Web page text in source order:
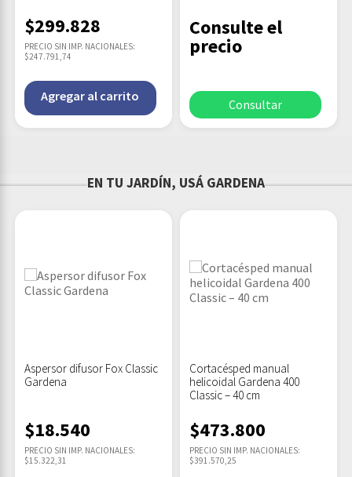
$299.828
PRECIO SIN IMP. NACIONALES:
$247.791,74
Agregar al carrito
Consulte el
precio
Consultar
EN TU JARDÍN, USÁ GARDENA
Aspersor difusor Fox Classic
Gardena
$18.540
PRECIO SIN IMP. NACIONALES:
$15.322,31
Cortacésped manual
helicoidal Gardena 400
Classic – 40 cm
$473.800
PRECIO SIN IMP. NACIONALES:
$391.570,25